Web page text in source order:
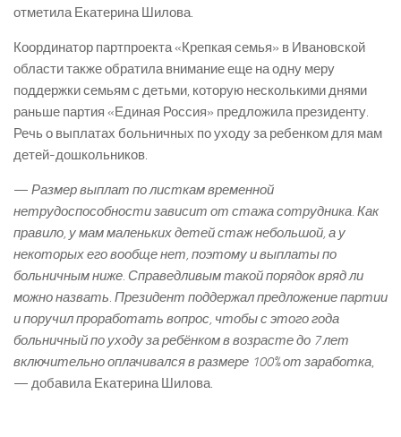
отметила Екатерина Шилова.
Координатор партпроекта «Крепкая семья» в Ивановской
области также обратила внимание еще на одну меру
поддержки семьям с детьми, которую несколькими днями
раньше партия «Единая Россия» предложила президенту.
Речь о выплатах больничных по уходу за ребенком для мам
детей-дошкольников.
— Размер выплат по листкам временной
нетрудоспособности зависит от стажа сотрудника. Как
правило, у мам маленьких детей стаж небольшой, а у
некоторых его вообще нет, поэтому и выплаты по
больничным ниже. Справедливым такой порядок вряд ли
можно назвать. Президент поддержал предложение партии
и поручил проработать вопрос, чтобы с этого года
больничный по уходу за ребёнком в возрасте до 7 лет
включительно оплачивался в размере 100% от заработка,
— добавила Екатерина Шилова.